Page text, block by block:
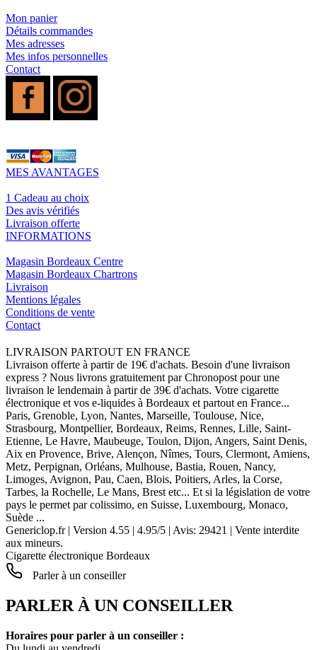
Mon panier
Détails commandes
Mes adresses
Mes infos personnelles
Contact
MES AVANTAGES
1 Cadeau au choix
Des avis vérifiés
Livraison offerte
INFORMATIONS
Magasin Bordeaux Centre
Magasin Bordeaux Chartrons
Livraison
Mentions légales
Conditions de vente
Contact
LIVRAISON PARTOUT EN FRANCE
Livraison offerte à partir de 19€ d'achats. Besoin d'une livraison
express ? Nous livrons gratuitement par Chronopost pour une
livraison le lendemain à partir de 39€ d'achats. Votre cigarette
électronique et vos e-liquides à Bordeaux et partout en France...
Paris, Grenoble, Lyon, Nantes, Marseille, Toulouse, Nice,
Strasbourg, Montpellier, Bordeaux, Reims, Rennes, Lille, Saint-
Etienne, Le Havre, Maubeuge, Toulon, Dijon, Angers, Saint Denis,
Aix en Provence, Brive, Alençon, Nîmes, Tours, Clermont, Amiens,
Metz, Perpignan, Orléans, Mulhouse, Bastia, Rouen, Nancy,
Limoges, Avignon, Pau, Caen, Blois, Poitiers, Arles, la Corse,
Tarbes, la Rochelle, Le Mans, Brest etc... Et si la législation de votre
pays le permet par colissimo, en Suisse, Luxembourg, Monaco,
Suède ...
Genericlop.fr| Version 4.55 | 4.95/5 | Avis: 29421 | Vente interdite
aux mineurs.
Cigarette électronique Bordeaux
Parler à un conseiller
PARLER À UN CONSEILLER
Horaires pour parler à un conseiller :